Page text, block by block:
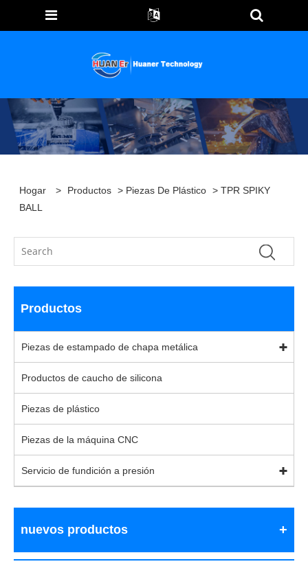
Hogar > Productos > Piezas De Plástico > TPR SPIKY
BALL
Productos
Piezas de estampado de chapa metálica
Productos de caucho de silicona
Piezas de plástico
Piezas de la máquina CNC
Servicio de fundición a presión
nuevos productos